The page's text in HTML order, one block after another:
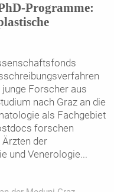
Programme:
Forscher aus
nach Graz an die
als Fachgebiet
forschen
der
und Venerologie...